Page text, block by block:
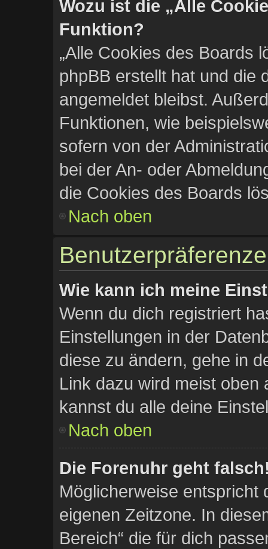
Wozu ist die „Alle
Funktion?
„Alle Cookies des Boards
phpBB erstellt hat und die
angemeldet bleibst.
Funktionen, wie
sofern von der
bei der An- oder
die Cookies des Boards
Nach oben
Wie kann ich meine
Wenn du dich registriert
Einstellungen in der
diese zu ändern, gehe in
Link dazu wird meist oben
kannst du alle deine
Nach oben
Die Forenuhr geht
Möglicherweise entspricht
eigenen Zeitzone. In
Bereich“ die für dich